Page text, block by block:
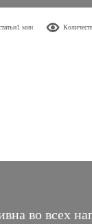
1 мин
во всех